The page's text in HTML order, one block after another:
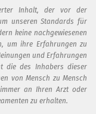
Inhalt, der vor der
unseren Standards für
keine nachgewiesenen
um ihre Erfahrungen zu
und Erfahrungen
die des Inhabers dieser
von Mensch zu Mensch
an Ihren Arzt oder
zu erhalten.